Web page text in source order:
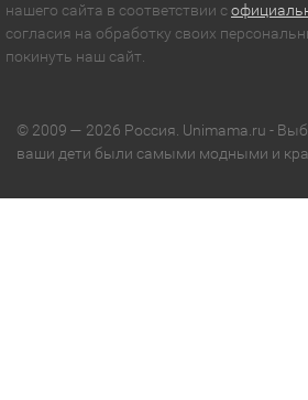
нашего сайта в соответствии с
согласия на обработку своих
покинуть наш сайт.
© 2009 — 2026 Россия. Unimama.ru -
ваши дети были самыми модными и